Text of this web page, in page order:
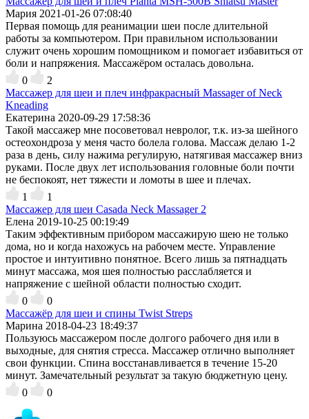
Мария 2021-01-26 07:08:40
Первая помощь для реанимации шеи после длительной
работы за компьютером. При правильном использовании
служит очень хорошим помощником и помогает избавиться от
боли и напряжения. Массажёром осталась довольна.
0
2
Массажер для шеи и плеч инфракрасный Massager of Neck
Kneading
Екатерина 2020-09-29 17:58:36
Такой массажер мне посоветовал невролог, т.к. из-за шейного
остеохондроза у меня часто болела голова. Массаж делаю 1-2
раза в день, силу нажима регулирую, натягивая массажер вниз
руками. После двух лет использования головные боли почти
не беспокоят, нет тяжести и ломоты в шее и плечах.
1
1
Массажер для шеи Casada Neck Massager 2
Елена 2019-10-25 00:19:49
Таким эффективным прибором массажирую шею не только
дома, но и когда нахожусь на рабочем месте. Управление
простое и интуитивно понятное. Всего лишь за пятнадцать
минут массажа, моя шея полностью расслабляется и
напряжение с шейной области полностью сходит.
0
0
Массажёр для шеи и спины Twist Streps
Марина 2018-04-23 18:49:37
Пользуюсь массажером после долгого рабочего дня или в
выходные, для снятия стресса. Массажер отлично выполняет
свои функции. Спина восстанавливается в течение 15-20
минут. Замечательный результат за такую бюджетную цену.
0
0